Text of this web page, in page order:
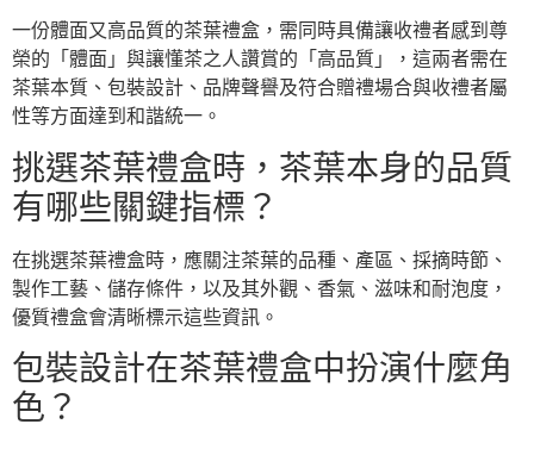
一份體面又高品質的茶葉禮盒，需同時具備讓收禮者感到尊
榮的「體面」與讓懂茶之人讚賞的「高品質」，這兩者需在
茶葉本質、包裝設計、品牌聲譽及符合贈禮場合與收禮者屬
性等方面達到和諧統一。
挑選茶葉禮盒時，茶葉本身的品質
有哪些關鍵指標？
在挑選茶葉禮盒時，應關注茶葉的品種、產區、採摘時節、
製作工藝、儲存條件，以及其外觀、香氣、滋味和耐泡度，
優質禮盒會清晰標示這些資訊。
包裝設計在茶葉禮盒中扮演什麼角
色？